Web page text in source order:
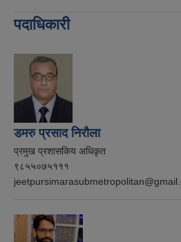
पदाधिकारी
डमरु प्रसाद निरौला
प्रमुख प्रशासकिय अधिकृत
९८५५०७५१११